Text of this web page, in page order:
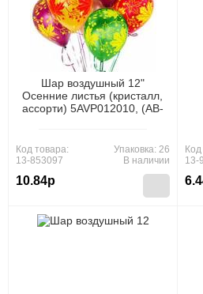
Шар воздушный 12"
Осенние листья (кристалл,
ассорти) 5AVP012010, (АВ-
Код товара:
13-853097
10.84р
Упаковка: 26
В наличии
13-